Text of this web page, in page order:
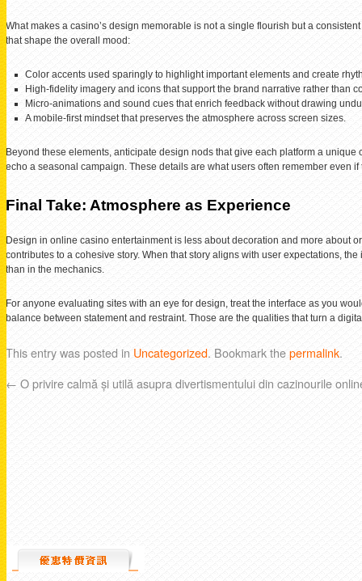
What makes a casino’s design memorable is not a single flourish but a
that shape the overall mood:
Color accents used sparingly to highlight important elements and create
High-fidelity imagery and icons that support the brand narrative rather than
Micro-animations and sound cues that enrich feedback without drawing
A mobile-first mindset that preserves the atmosphere across screen sizes.
Beyond these elements, anticipate design nods that give each platform a
echo a seasonal campaign. These details are what users often remember even if
Final Take: Atmosphere as Experience
Design in online casino entertainment is less about decoration and more
contributes to a cohesive story. When that story aligns with user expectations,
than in the mechanics.
For anyone evaluating sites with an eye for design, treat the interface as you
balance between statement and restraint. Those are the qualities that turn a
This entry was posted in Uncategorized. Bookmark thepermalink.
← O privire calmă și utilă asupra divertismentului din cazinourile